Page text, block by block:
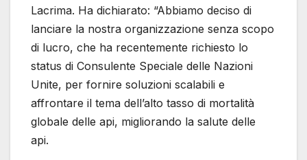
Lacrima. Ha dichiarato: “Abbiamo deciso di
lanciare la nostra organizzazione senza scopo
di lucro, che ha recentemente richiesto lo
status di Consulente Speciale delle Nazioni
Unite, per fornire soluzioni scalabili e
affrontare il tema dell’alto tasso di mortalità
globale delle api, migliorando la salute delle
api.